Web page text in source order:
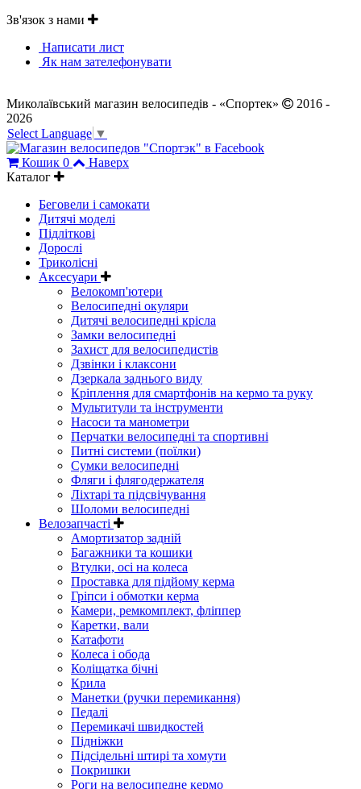
Зв'язок з нами
Написати лист
Як нам зателефонувати
Миколаївський магазин велосипедів - «Спортек»
2016 -
2026
Select Language ▼
Кошик 0
Наверх
Каталог
Беговели і самокати
Дитячі моделі
Підліткові
Дорослі
Триколісні
Аксесуари
Велокомп'ютери
Велосипедні окуляри
Дитячі велосипедні крісла
Замки велосипедні
Захист для велосипедистів
Дзвінки і клаксони
Дзеркала заднього виду
Кріплення для смартфонів на кермо та руку
Мультитули та інструменти
Насоси та манометри
Перчатки велосипедні та спортивні
Питні системи (поїлки)
Сумки велосипедні
Фляги і флягодержателя
Ліхтарі та підсвічування
Шоломи велосипедні
Велозапчасті
Амортизатор задній
Багажники та кошики
Втулки, осі на колеса
Проставка для підйому керма
Гріпси і обмотки керма
Камери, ремкомплект, фліппер
Каретки, вали
Катафоти
Колеса і обода
Коліщатка бічні
Крила
Манетки (ручки перемикання)
Педалі
Перемикачі швидкостей
Підніжки
Підсідельні штирі та хомути
Покришки
Роги на велосипедне кермо